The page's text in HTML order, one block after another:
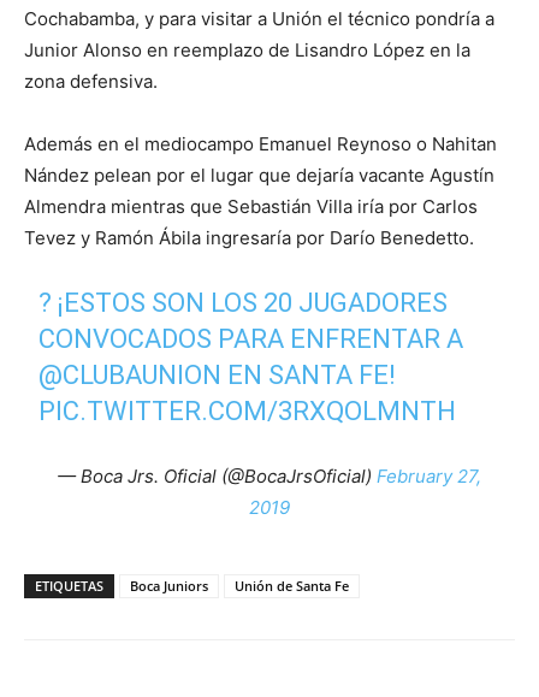
Cochabamba, y para visitar a Unión el técnico pondría a
Junior Alonso en reemplazo de Lisandro López en la
zona defensiva.
Además en el mediocampo Emanuel Reynoso o Nahitan
Nández pelean por el lugar que dejaría vacante Agustín
Almendra mientras que Sebastián Villa iría por Carlos
Tevez y Ramón Ábila ingresaría por Darío Benedetto.
? ¡ESTOS SON LOS 20 JUGADORES
CONVOCADOS PARA ENFRENTAR A
@CLUBAUNION EN SANTA FE!
PIC.TWITTER.COM/3RXQOLMNTH
— Boca Jrs. Oficial (@BocaJrsOficial) February 27,
2019
ETIQUETAS Boca Juniors Unión de Santa Fe